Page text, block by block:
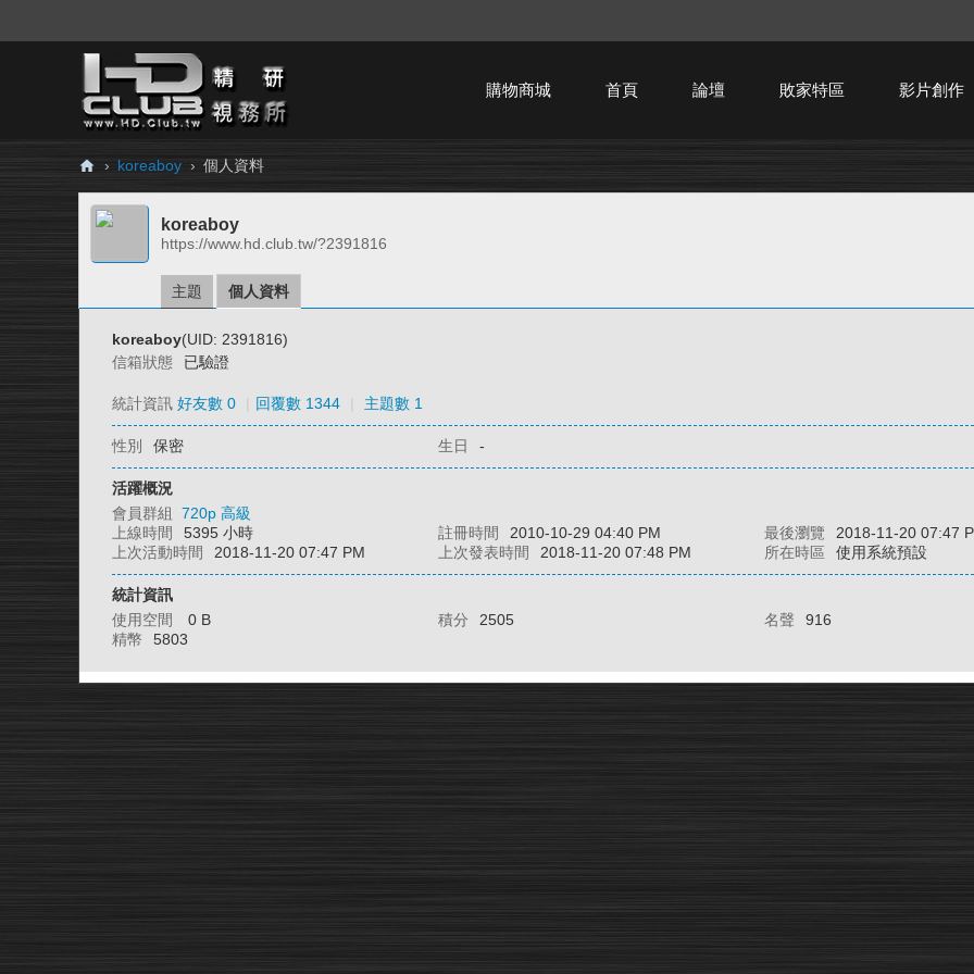
購物商城 首頁 論壇 敗家特區 影片創作
H
Cl
› koreaboy › 個人資料
koreaboy
https://www.hd.club.tw/?2391816
主題 個人資料
koreaboy(UID: 2391816)
信箱狀態
已驗證
統計資訊 好友數 0 回覆數 1344 主題數 1
性別 保密 生日 -
活躍概況
會員群組 720p 高級
上線時間
5395 小時 註冊時間 2010-10-29 04:40 PM 最後瀏覽
2018-11-20 07:47
上次活動時間
2018-11-20 07:47 PM 上次發表時間 2018-11-20 07:48 PM 所在時區 使用系統預設
統計資訊
使用空間
0 B 積分 2505 名聲
916
精幣
5803